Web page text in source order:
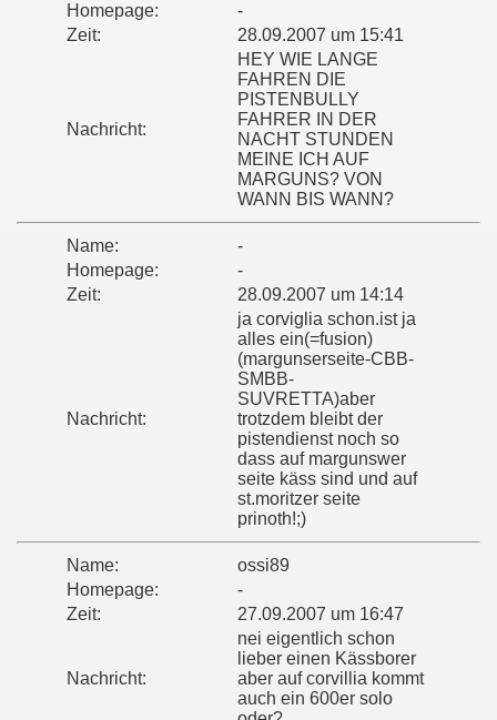
Homepage:
-
Zeit:
28.09.2007 um 15:41
Nachricht:
HEY WIE LANGE
FAHREN DIE
PISTENBULLY
FAHRER IN DER
NACHT STUNDEN
MEINE ICH AUF
MARGUNS? VON
WANN BIS WANN?
Name:
-
Homepage:
-
Zeit:
28.09.2007 um 14:14
Nachricht:
ja corviglia schon.ist ja
alles ein(=fusion)
(margunserseite-CBB-
SMBB-
SUVRETTA)aber
trotzdem bleibt der
pistendienst noch so
dass auf margunswer
seite käss sind und auf
st.moritzer seite
prinoth!;)
Name:
ossi89
Homepage:
-
Zeit:
27.09.2007 um 16:47
Nachricht:
nei eigentlich schon
lieber einen Kässborer
aber auf corvillia kommt
auch ein 600er solo